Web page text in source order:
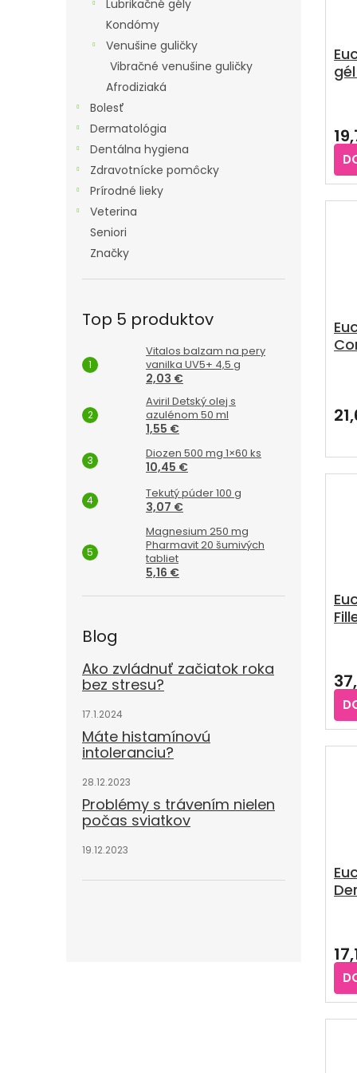
Lubrikačné gély
Kondómy
Venušine guličky
Vibračné venušine guličky
Afrodiziaká
Bolesť
Dermatológia
Dentálna hygiena
Zdravotnícke pomôcky
Prírodné lieky
Veterina
Seniori
Značky
Top 5 produktov
Vitalos balzam na pery
vanilka UV5+ 4,5 g
2,03 €
Aviril Detský olej s
azulénom 50 ml
1,55 €
Diozen 500 mg 1×60 ks
10,45 €
Tekutý púder 100 g
3,07 €
Magnesium 250 mg
Pharmavit 20 šumivých
tabliet
5,16 €
Blog
Ako zvládnuť začiatok roka
bez stresu?
17.1.2024
Máte histamínovú
intoleranciu?
28.12.2023
Problémy s trávením nielen
počas sviatkov
19.12.2023
je
5,0
z
5
je
z
5
5,0
z
5